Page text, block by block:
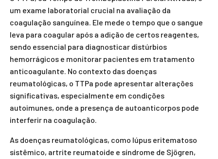
um exame laboratorial crucial na avaliação da
coagulação sanguínea. Ele mede o tempo que o sangue
leva para coagular após a adição de certos reagentes,
sendo essencial para diagnosticar distúrbios
hemorrágicos e monitorar pacientes em tratamento
anticoagulante. No contexto das doenças
reumatológicas, o TTPa pode apresentar alterações
significativas, especialmente em condições
autoimunes, onde a presença de autoanticorpos pode
interferir na coagulação.
As doenças reumatológicas, como lúpus eritematoso
sistêmico, artrite reumatoide e síndrome de Sjögren,